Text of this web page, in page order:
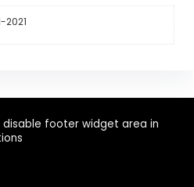
2021
disable footer widget area in